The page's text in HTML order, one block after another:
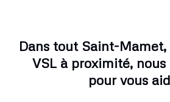
Dans tout Saint-
VSL à proximité,
pour vous